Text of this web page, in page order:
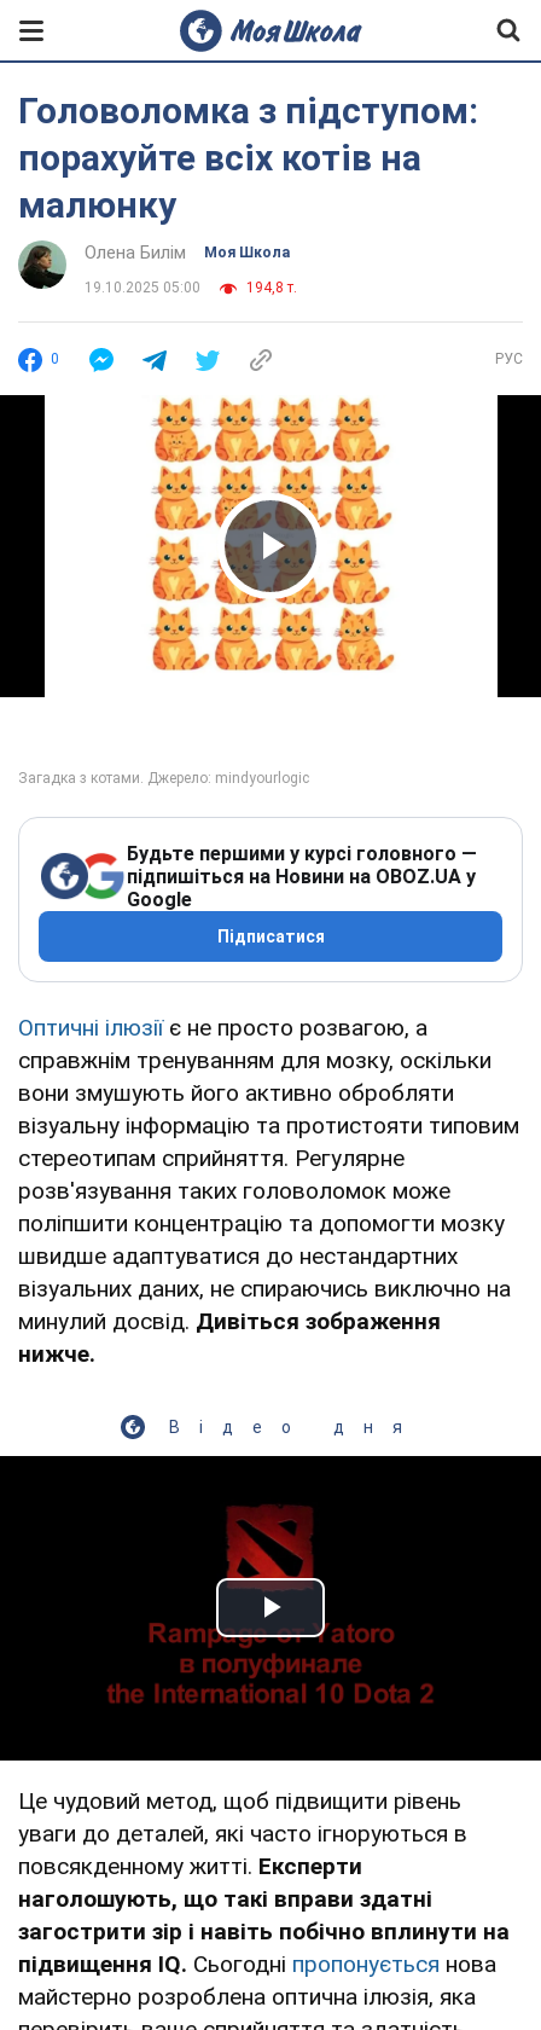
Головоломка з підступом:
порахуйте всіх котів на
малюнку
Олена Билім Моя Школа
19.10.2025 05:00 194,8 т.
0 РУС
Play Video
Будьте першими у курсі головного —
підпишіться на Новини на OBOZ.UA у
Google
Підписатися
Оптичні ілюзіїє не просто розвагою, а
справжнім тренуванням для мозку, оскільки
вони змушують його активно обробляти
візуальну інформацію та протистояти типовим
стереотипам сприйняття. Регулярне
розв'язування таких головоломок може
поліпшити концентрацію та допомогти мозку
швидше адаптуватися до нестандартних
візуальних даних, не спираючись виключно на
минулий досвід. Дивіться зображення
нижче.
Відео дня
Play Video
Це чудовий метод, щоб підвищити рівень
уваги до деталей, які часто ігноруються в
повсякденному житті. Експерти
наголошують, що такі вправи здатні
загострити зір і навіть побічно вплинути на
підвищення IQ. Сьогодні пропонується нова
майстерно розроблена оптична ілюзія, яка